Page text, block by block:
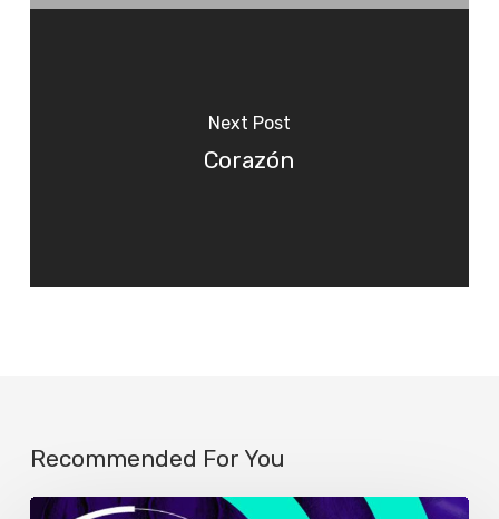
Next Post
Corazón
Recommended For You
Solo